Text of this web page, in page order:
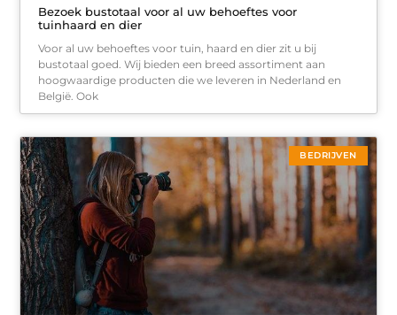
Bezoek bustotaal voor al uw behoeftes voor
tuinhaard en dier
Voor al uw behoeftes voor tuin, haard en dier zit u bij
bustotaal goed. Wij bieden een breed assortiment aan
hoogwaardige producten die we leveren in Nederland en
België. Ook
BEDRIJVEN